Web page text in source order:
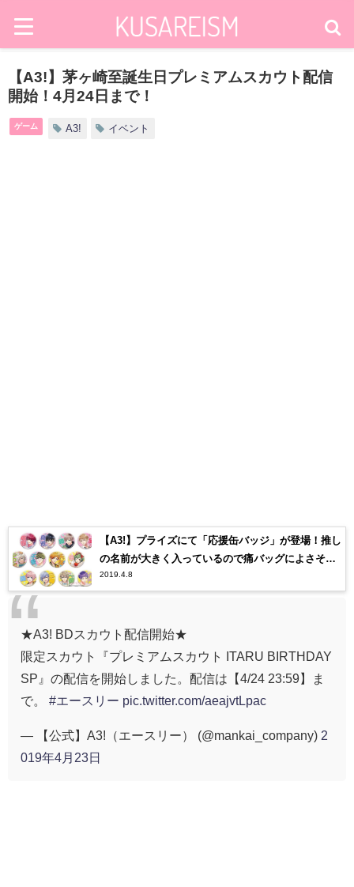
【A3!】茅ヶ崎至誕生日プレミアムスカウト配信
開始！4月24日まで！
ゲーム A3! イベント
【A3!】プライズにて「応援缶バッジ」が登場！推し
の名前が大きく入っているので痛バッグによさそ
う…4月9日から【エースリー】
2019.4.8
★A3! BDスカウト配信開始★
限定スカウト『プレミアムスカウト ITARU BIRTHDAY
SP』の配信を開始しました。配信は【4/24 23:59】ま
で。 #エースリー pic.twitter.com/aeajvtLpac
— 【公式】A3!（エースリー） (@mankai_company) 2
019年4月23日